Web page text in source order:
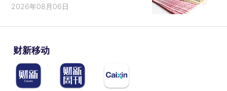
2026年08月06日
财新移动